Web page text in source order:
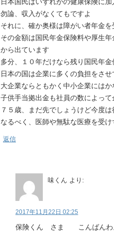
勿論、収入がなくてもですよ
それに、確か奥様は障がい者年金
その金額は国民年金保険料や厚生
から出ています
多分、１０年だけなら残り国民年
日本の国は企業に多くの負担をさせ
大企業ならともかく中小企業には
子供手当拠出金も社員の数によっ
７５歳、まだ先でしょうけど今度
なるべく、医師や無駄な医療を受
返信
味くん より:
2017年11月22日 02:25
保険くん さま こんばんわ。